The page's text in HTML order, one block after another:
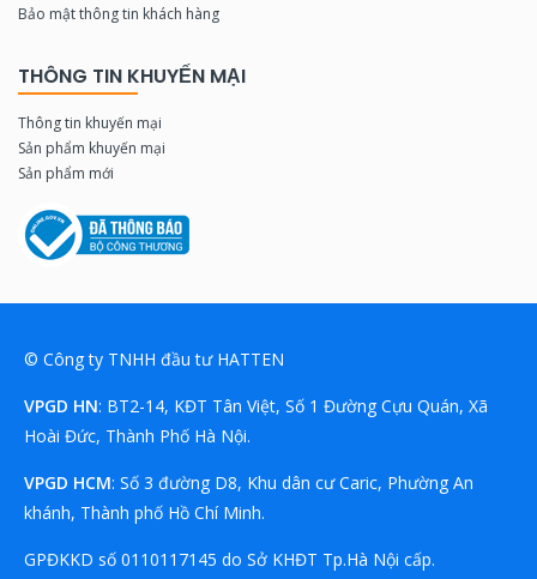
Bảo mật thông tin khách hàng
THÔNG TIN KHUYẾN MẠI
Thông tin khuyến mại
Sản phẩm khuyến mại
Sản phẩm mới
© Công ty TNHH đầu tư HATTEN
VPGD HN: BT2-14, KĐT Tân Việt, Số 1 Đường Cựu Quán, Xã
Hoài Đức, Thành Phố Hà Nội.
VPGD HCM: Số 3 đường D8, Khu dân cư Caric, Phường An
khánh, Thành phố Hồ Chí Minh.
GPĐKKD số 0110117145 do Sở KHĐT Tp.Hà Nội cấp.